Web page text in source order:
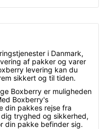
i Danmark,
af pakker og varer
levering kan du
sikkert og til tiden.
Boxberry er muligheden
Boxberry's
din pakkes rejse fra
tryghed og sikkerhed,
din pakke befinder sig.